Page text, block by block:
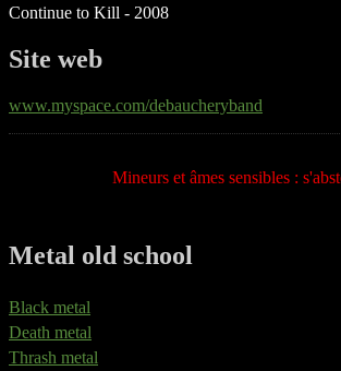
Continue to Kill - 2008
Site web
www.myspace.com/debaucheryband
Mineurs et âmes sensibles :
Metal old school
Black metal
Death metal
Thrash metal